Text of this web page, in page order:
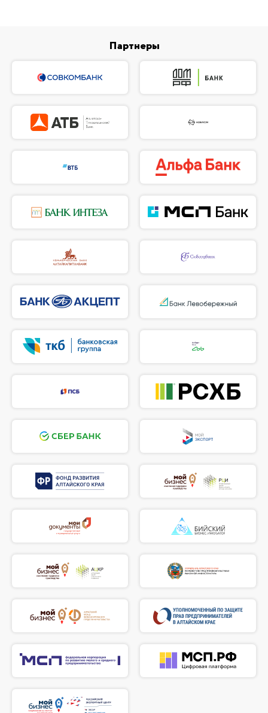
Партнеры